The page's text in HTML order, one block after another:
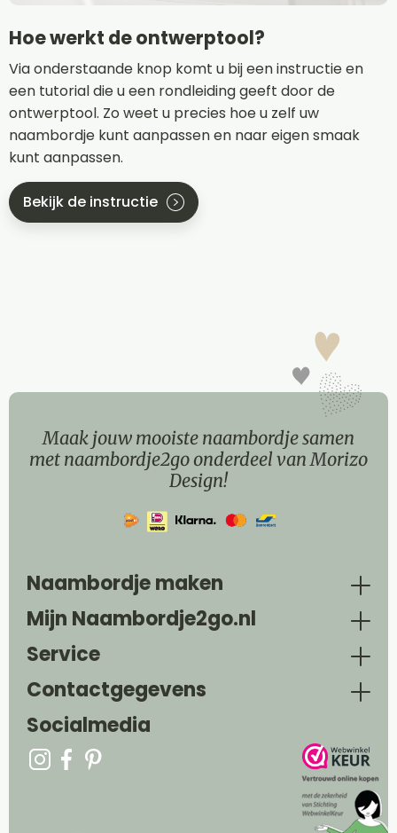
Hoe werkt de ontwerptool?
Via onderstaande knop komt u bij een instructie en
een tutorial die u een rondleiding geeft door de
ontwerptool. Zo weet u precies hoe u zelf uw
naambordje kunt aanpassen en naar eigen smaak
kunt aanpassen.
Bekijk de instructie
Maak jouw mooiste naambordje samen
met naambordje2go onderdeel van Morizo
Design!
Naambordje maken
Mijn Naambordje2go.nl
Service
Contactgegevens
Socialmedia